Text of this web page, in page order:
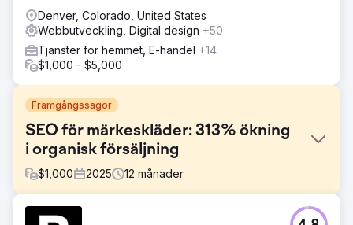
Denver, Colorado, United States
Webbutveckling, Digital design +50
Tjänster för hemmet, E-handel +14
$1,000 - $5,000
Framgångssagor
SEO för märkeskläder: 313% ökning
i organisk försäljning
$1,000 2025 12 månader
Utmaning